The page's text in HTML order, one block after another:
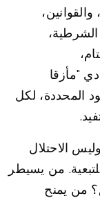
الشرطية،
"مأزقا
المحددة، لكل
الاحتلال
من يسيطر
من يمنح